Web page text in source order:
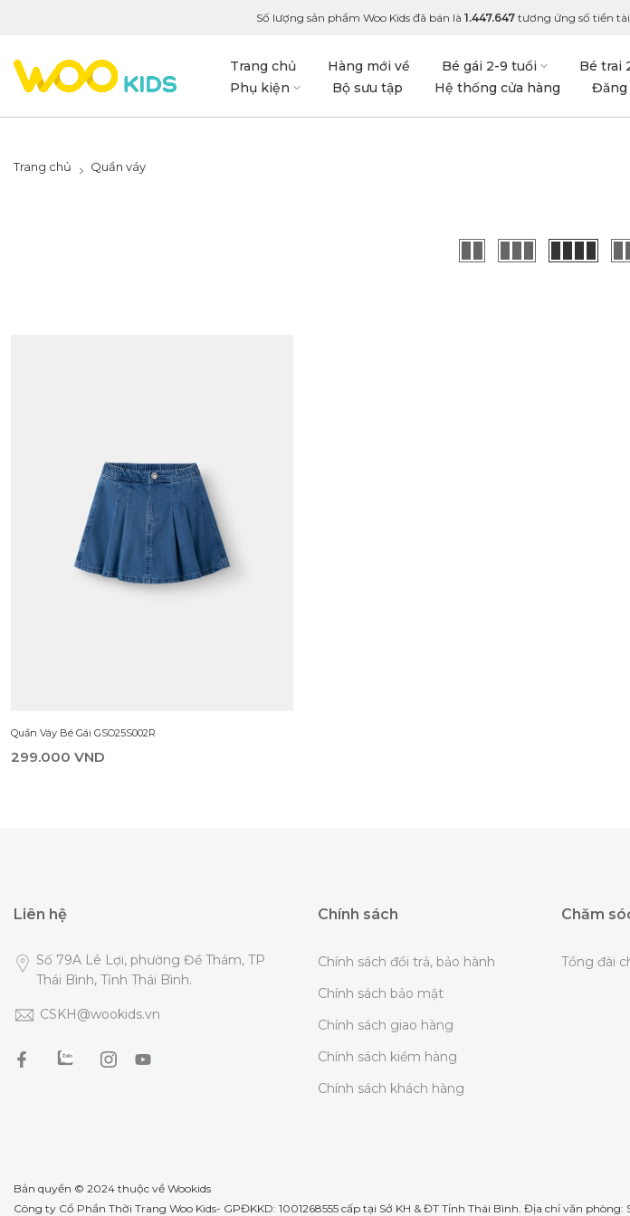
Số lượng sản phẩm Woo Kids đã bán là 1.447.647 tương ứng số tiền
Trang chủ Hàng mới về Bé gái 2-9 tuổi Bé trai
Phụ kiện
Bộ sưu tập Hệ thống cửa hàng Đăng
Trang chủ Quần váy
Quần Váy Bé Gái GSO25S002R
299.000 VND
Liên hệ
Số 79A Lê Lợi, phường Đề Thám, TP
Thái Bình, Tỉnh Thái Bình.
CSKH@wookids.vn
Chính sách
Chính sách đổi trả, bảo hành
Chính sách bảo mật
Chính sách giao hàng
Chính sách kiểm hàng
Chính sách khách hàng
Chăm
Tổng đài
Bản quyền © 2024 thuộc về Wookids
Công ty Cổ Phần Thời Trang Woo Kids- GPĐKKD: 1001268555 cấp tại Sở KH & ĐT Tỉnh Thái Bình. Địa chỉ văn